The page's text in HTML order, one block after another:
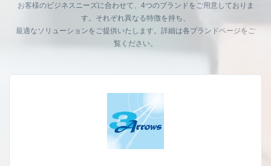
お客様のビジネスニーズに合わせて、4つのブランドをご用意しておりま
す。それぞれ異なる特徴を持ち、
最適なソリューションをご提供いたします。詳細は各ブランドページをご
覧ください。